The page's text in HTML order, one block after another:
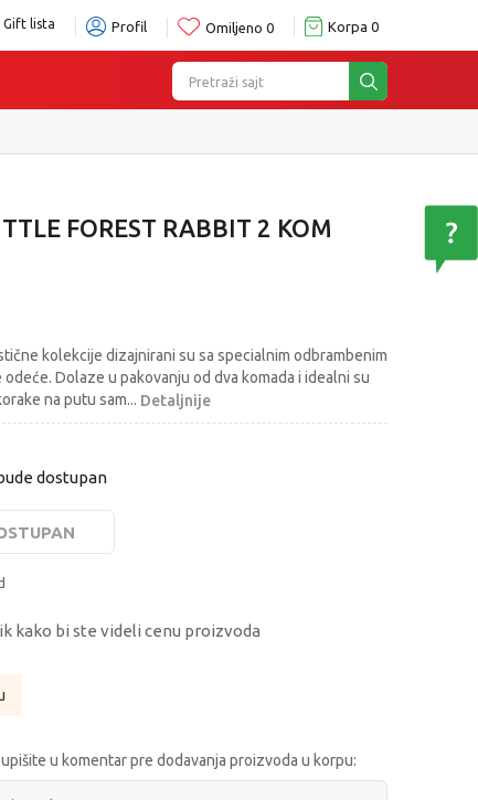
Gift lista Profil Omiljeno 0 Korpa 0
Pretraži sajt
FOREST RABBIT 2 KOM
kolekcije dizajnirani su sa specialnim odbrambenim
Dolaze u pakovanju od dva komada i idealni su
na putu sam... Detaljnije
dostupan
kako bi ste videli cenu proizvoda
u komentar pre dodavanja proizvoda u korpu: